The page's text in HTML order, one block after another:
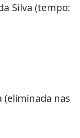
Silva (tempo:
(eliminada nas